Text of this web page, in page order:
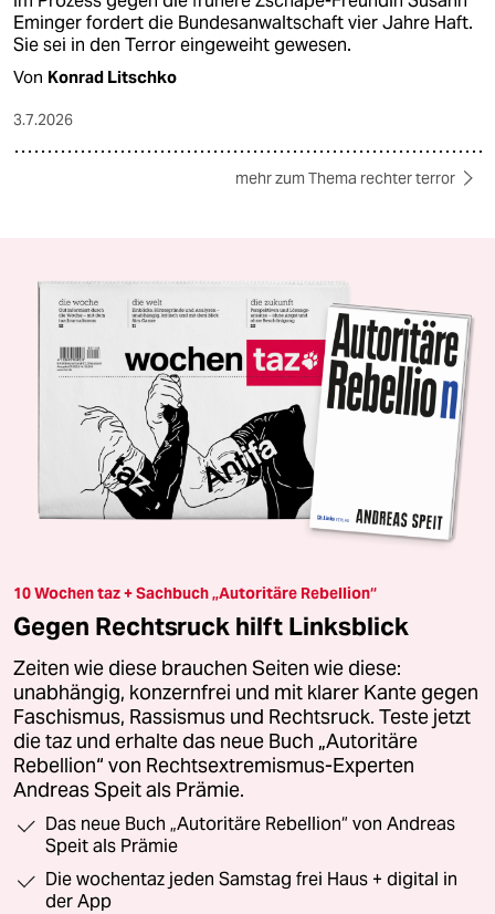
Eminger fordert die Bundesanwaltschaft vier Jahre Haft.
Sie sei in den Terror eingeweiht gewesen.
Von Konrad Litschko
3.7.2026
mehr zum Thema rechter terror
10 Wochen taz + Sachbuch „Autoritäre Rebellion“
Gegen Rechtsruck hilft Linksblick
Zeiten wie diese brauchen Seiten wie diese:
unabhängig, konzernfrei und mit klarer Kante gegen
Faschismus, Rassismus und Rechtsruck. Teste jetzt
die taz und erhalte das neue Buch „Autoritäre
Rebellion“ von Rechtsextremismus-Experten
Andreas Speit als Prämie.
Das neue Buch „Autoritäre Rebellion“ von Andreas
Speit als Prämie
Die wochentaz jeden Samstag frei Haus + digital in
der App